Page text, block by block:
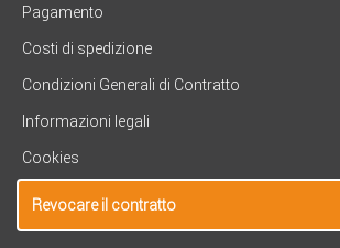
Pagamento
Costi di spedizione
Condizioni Generali di Contratto
Informazioni legali
Cookies
Revocare il contratto